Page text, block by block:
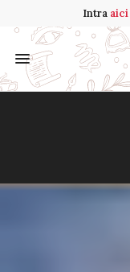
Intra aici